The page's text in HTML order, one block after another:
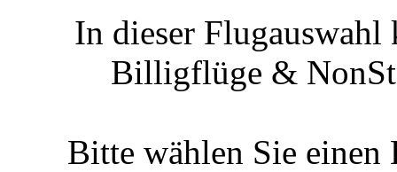
In dieser
Billigflüge &
Bitte wählen Sie